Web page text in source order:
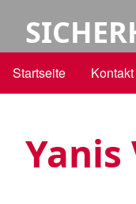
zum
Inhalt
Startseite